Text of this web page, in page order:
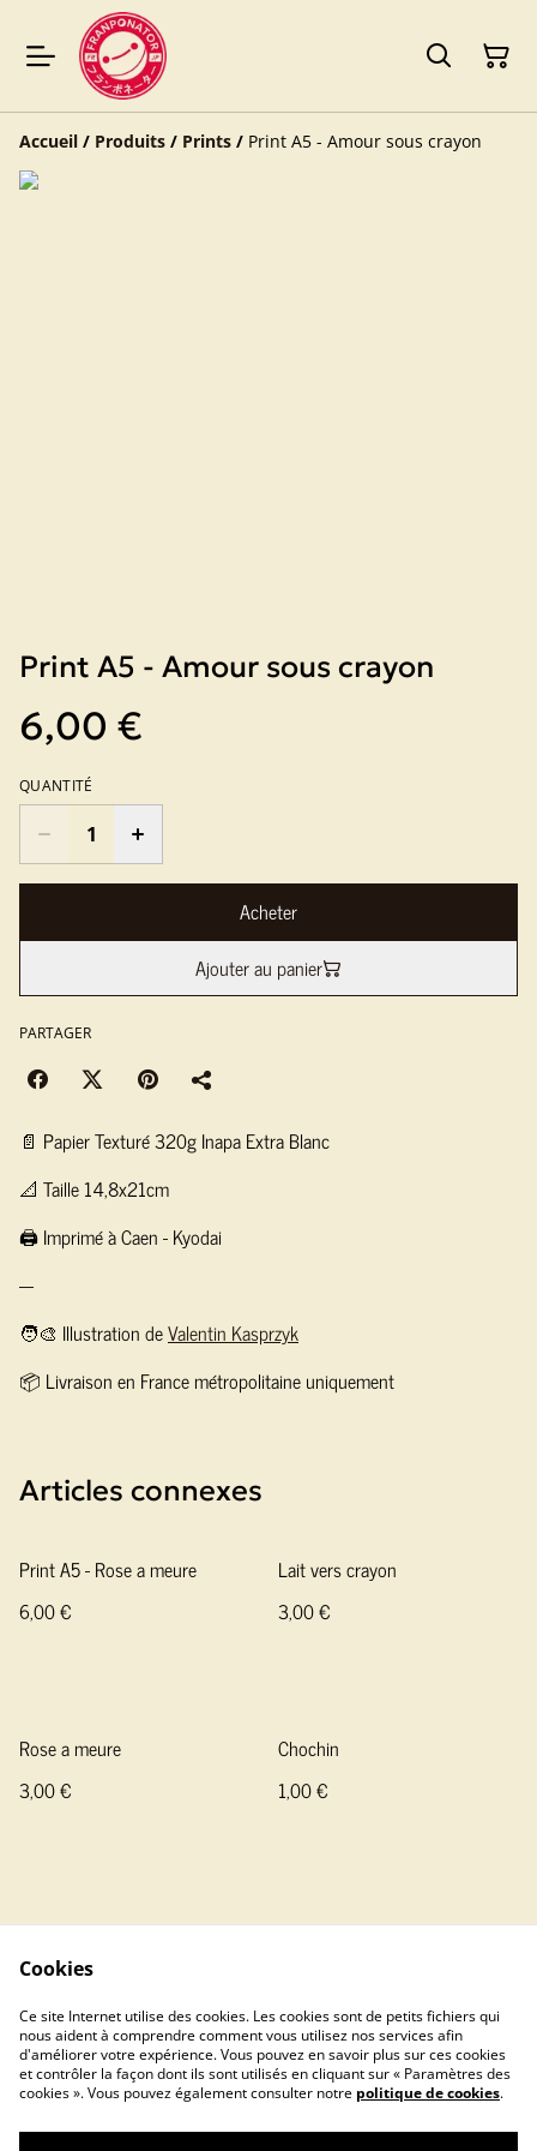
Accueil / Produits / Prints / Print A5 - Amour sous crayon
Print A5 - Amour sous crayon
6,00 €
QUANTITÉ
Acheter
Ajouter au panier
PARTAGER
📄 Papier Texturé 320g Inapa Extra Blanc
📐 Taille 14,8x21cm
🖨️ Imprimé à Caen - Kyodai
---
🧑‍🎨 Illustration deValentin Kasprzyk
📦 Livraison en France métropolitaine uniquement
Articles connexes
Print A5 - Rose a meure
6,00 €
Lait vers crayon
3,00 €
Rose a meure
3,00 €
Chochin
1,00 €
Contactez-nous Conditions
Politique de confidentialité Politique de cookies
Franponator
Cookies
Ce site Internet utilise des cookies. Les cookies sont de petits fichiers qui
nous aident à comprendre comment vous utilisez nos services afin
d'améliorer votre expérience. Vous pouvez en savoir plus sur ces cookies
et contrôler la façon dont ils sont utilisés en cliquant sur « Paramètres des
cookies ». Vous pouvez également consulter notre politique de cookies.